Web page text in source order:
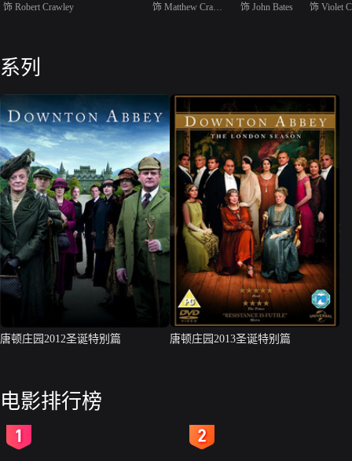
饰 Robert Crawley 饰 John Bates 饰 Violet
系列
唐顿庄园2012圣诞特别篇 唐顿庄园2013圣诞特别篇
电影排行榜